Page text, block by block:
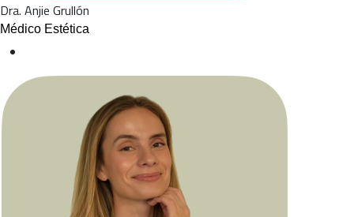
Dra. Anjie Grullón
Médico Estética